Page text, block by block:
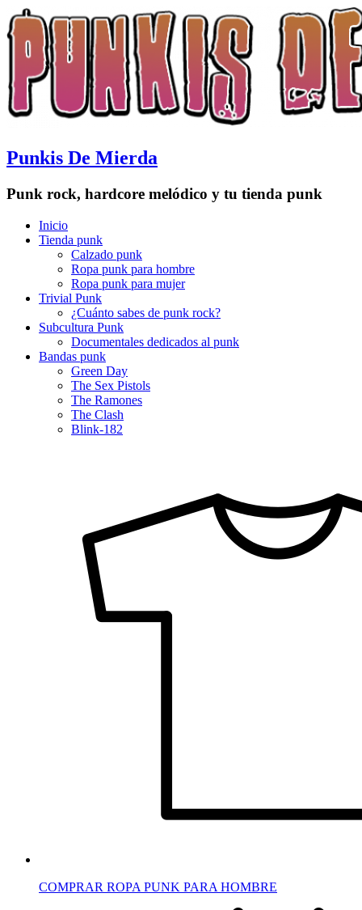
Punkis De Mierda
Punk rock, hardcore melódico y tu tienda punk
Menu
Skip
Inicio
Tienda punk
Calzado punk
Ropa punk para hombre
Ropa punk para mujer
Trivial Punk
¿Cuánto sabes de punk rock?
Subcultura Punk
Documentales dedicados al punk
Bandas punk
Green Day
The Sex Pistols
The Ramones
The Clash
Blink-182
COMPRAR ROPA PUNK PARA HOMBRE